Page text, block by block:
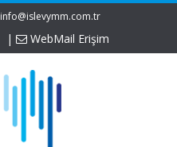
info@islevymm.com.tr
| WebMail Erişim